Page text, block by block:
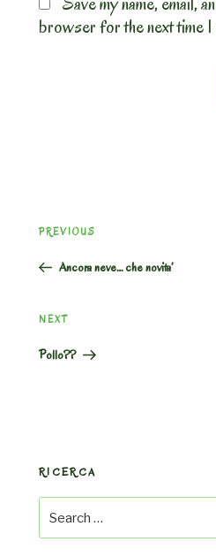
browser for the next time I
navigation
Previous
PREVIOUS
Ancora neve… che novita’
Next
Post
NEXT
Pollo??
RICERCA
Search
for: